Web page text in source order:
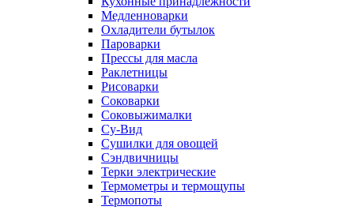
Медленноварки
Охладители бутылок
Пароварки
Прессы для масла
Раклетницы
Рисоварки
Соковарки
Соковыжималки
Су-Вид
Сушилки для овощей
Сэндвичницы
Терки электрические
Термометры и термощупы
Термопоты